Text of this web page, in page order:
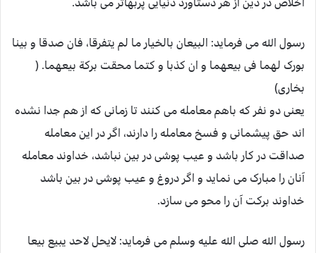
رسول الله می فرماید: البیعان بالخیار ما لم یتفرقا، فان صدقا و بینا
بورک لهما فی بیعهما و ان کذبا و کتما محقت برکة بیعهما. (
بخاری)
یعنی دو نفر که باهم معامله می کنند تا زمانی که از هم جدا نشده
اند حق پیشمانی و فسخ معامله را دارند، اگر در این معامله
صداقت در کار باشد و عیب پوشی در بین نباشد، خداوند معامله
آنان را مبارک می نماید و اگر دروغ و عیب پوشی در بین باشد
خداوند برکت آن را محو می سازد.
رسول الله صلی الله علیه وسلم می فرماید: لایحل لاحد یبیع بیعا